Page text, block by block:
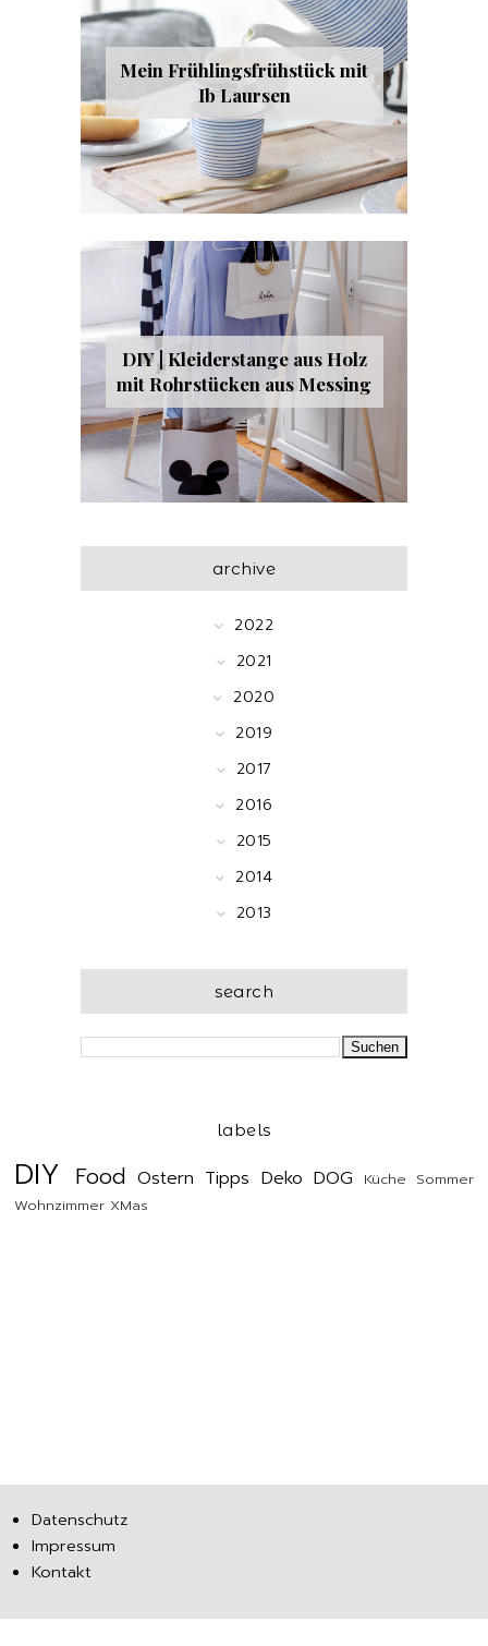
Mein Frühlingsfrühstück mit
Ib Laursen
DIY | Kleiderstange aus Holz
mit Rohrstücken aus Messing
archive
2022
2021
2020
2019
2017
2016
2015
2014
2013
search
labels
DIY Food Ostern Tipps Deko DOG Küche Sommer
Wohnzimmer XMas
Datenschutz
Impressum
Kontakt